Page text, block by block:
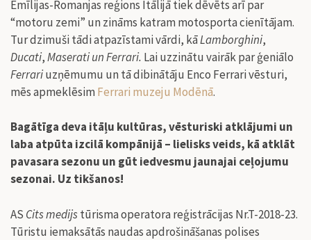
Emīlijas-Romanjas reģions Itālijā tiek dēvēts arī par
“motoru zemi” un zināms katram motosporta cienītājam.
Tur dzimuši tādi atpazīstami vārdi, kāLamborghini,
Ducati,Maserati un Ferrari. Lai uzzinātu vairāk par ģeniālo
Ferrariuzņēmumu un tā dibinātāju Enco Ferrari vēsturi,
mēs apmeklēsimFerrari muzeju Modēnā.
Bagātīga deva itāļu kultūras, vēsturiski atklājumi un
laba atpūta izcilā kompānijā – lielisks veids, kā atklāt
pavasara sezonu un gūt iedvesmu jaunajai ceļojumu
sezonai. Uz tikšanos!
AS Cits medijstūrisma operatora reģistrācijas Nr.T-2018-23.
Tūristu iemaksātās naudas apdrošināšanas polises